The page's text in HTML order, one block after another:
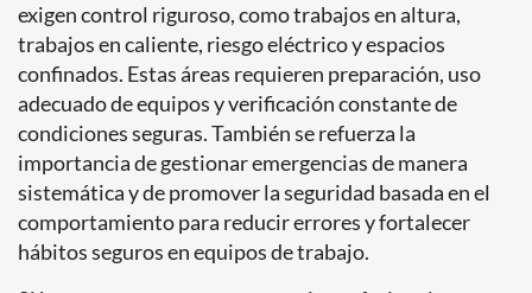
exigen control riguroso, como trabajos en altura,
trabajos en caliente, riesgo eléctrico y espacios
confinados. Estas áreas requieren preparación, uso
adecuado de equipos y verificación constante de
condiciones seguras. También se refuerza la
importancia de gestionar emergencias de manera
sistemática y de promover la seguridad basada en el
comportamiento para reducir errores y fortalecer
hábitos seguros en equipos de trabajo.